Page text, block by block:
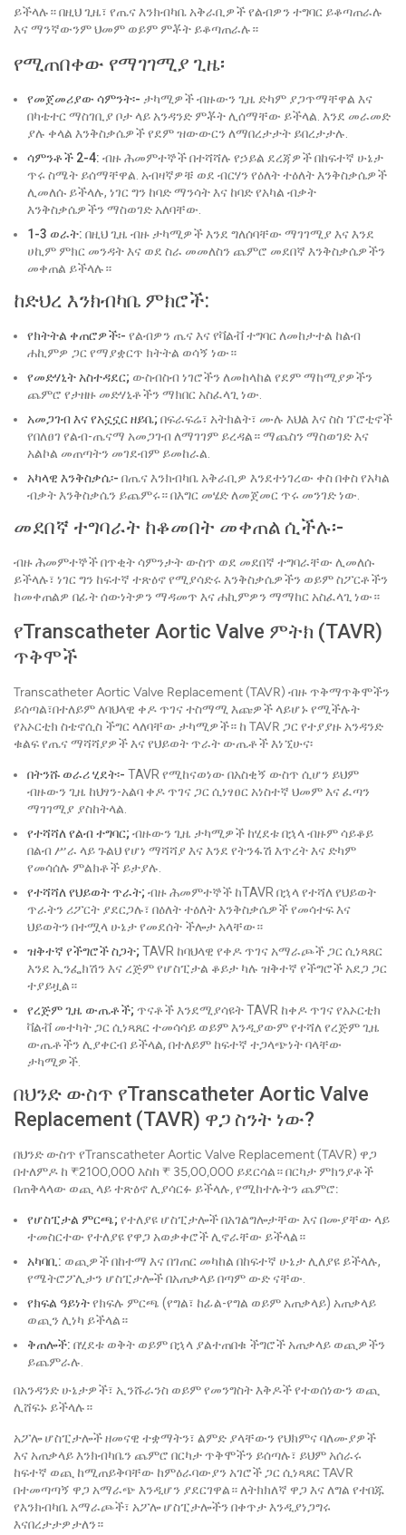
ይችላሉ። በዚህ ጊዜ፣ የጤና እንክብካቤ አቅራቢዎች የልብዎን ተግባር ይቆጣጠራሉ
እና ማንኛውንም ህመም ወይም ምቾት ይቆጣጠራሉ።
የሚጠበቀው የማገገሚያ ጊዜ፡
የመጀመሪያው ሳምንት፡- ታካሚዎች ብዙውን ጊዜ ድካም ያጋጥማቸዋል እና
በካቴተር ማስገቢያ ቦታ ላይ አንዳንድ ምቾት ሊሰማቸው ይችላል. እንደ መራመድ
ያሉ ቀላል እንቅስቃሴዎች የደም ዝውውርን ለማበረታታት ይበረታታሉ.
ሳምንቶች 2-4: ብዙ ሕመምተኞች በተሻሻሉ የኃይል ደረጃዎች በከፍተኛ ሁኔታ
ጥሩ ስሜት ይሰማቸዋል. አብዛኛዎቹ ወደ ብርሃን የዕለት ተዕለት እንቅስቃሴዎች
ሊመለሱ ይችላሉ, ነገር ግን ከባድ ማንሳት እና ከባድ የአካል ብቃት
እንቅስቃሴዎችን ማስወገድ አለባቸው.
1-3 ወራት: በዚህ ጊዜ ብዙ ታካሚዎች እንደ ግለሰባቸው ማገገሚያ እና እንደ
ሀኪም ምክር መንዳት እና ወደ ስራ መመለስን ጨምሮ መደበኛ እንቅስቃሴዎችን
መቀጠል ይችላሉ።
ከድህረ እንክብካቤ ምክሮች:
የክትትል ቀጠሮዎች፡- የልብዎን ጤና እና የቫልቭ ተግባር ለመከታተል ከልብ
ሐኪምዎ ጋር የማያቋርጥ ክትትል ወሳኝ ነው።
የመድሃኒት አስተዳደር; ውስብስብ ነገሮችን ለመከላከል የደም ማከሚያዎችን
ጨምሮ የታዘዙ መድሃኒቶችን ማክበር አስፈላጊ ነው.
አመጋገብ እና የአኗኗር ዘይቤ; በፍራፍሬ፣ አትክልት፣ ሙሉ እህል እና ስስ ፕሮቲኖች
የበለፀገ የልብ-ጤናማ አመጋገብ ለማገገም ይረዳል። ማጨስን ማስወገድ እና
አልኮል መጠጣትን መገደብም ይመከራል.
አካላዊ እንቅስቃሴ፡- በጤና እንክብካቤ አቅራቢዎ እንደተነገረው ቀስ በቀስ የአካል
ብቃት እንቅስቃሴን ይጨምሩ። በእግር መሄድ ለመጀመር ጥሩ መንገድ ነው.
መደበኛ ተግባራት ከቆመበት መቀጠል ሲችሉ፡-
ብዙ ሕመምተኞች በጥቂት ሳምንታት ውስጥ ወደ መደበኛ ተግባራቸው ሊመለሱ
ይችላሉ፣ ነገር ግን ከፍተኛ ተጽዕኖ የሚያሳድሩ እንቅስቃሴዎችን ወይም ስፖርቶችን
ከመቀጠልዎ በፊት ሰውነትዎን ማዳመጥ እና ሐኪምዎን ማማከር አስፈላጊ ነው።
የTranscatheter Aortic Valve ምትክ (TAVR)
ጥቅሞች
Transcatheter Aortic Valve Replacement (TAVR) ብዙ ጥቅማጥቅሞችን
ይሰጣል፣በተለይም ለባህላዊ ቀዶ ጥገና ተስማሚ እጩዎች ላይሆኑ የሚችሉት
የአኦርቲክ ስቴኖሲስ ችግር ላለባቸው ታካሚዎች። ከ TAVR ጋር የተያያዙ አንዳንድ
ቁልፍ የጤና ማሻሻያዎች እና የህይወት ጥራት ውጤቶች እነኚሁና፡
በትንሹ ወራሪ ሂደት፡- TAVR የሚከናወነው በአስቂኝ ውስጥ ሲሆን ይህም
ብዙውን ጊዜ ከህፃን-አልባ ቀዶ ጥገና ጋር ሲነፃፀር አነስተኛ ህመም እና ፈጣን
ማገገሚያ ያስከትላል.
የተሻሻለ የልብ ተግባር; ብዙውን ጊዜ ታካሚዎች ከሂደቱ በኋላ ብዙም ሳይቆይ
በልብ ሥራ ላይ ጉልህ የሆነ ማሻሻያ እና እንደ የትንፋሽ እጥረት እና ድካም
የመሳሰሉ ምልክቶች ይታያሉ.
የተሻሻለ የህይወት ጥራት; ብዙ ሕመምተኞች ከTAVR በኋላ የተሻለ የህይወት
ጥራትን ሪፖርት ያደርጋሉ፣ በዕለት ተዕለት እንቅስቃሴዎች የመሳተፍ እና
ህይወትን በተሟላ ሁኔታ የመደሰት ችሎታ አላቸው።
ዝቅተኛ የችግሮች ስጋት; TAVR ከባህላዊ የቀዶ ጥገና አማራጮች ጋር ሲነጻጸር
እንደ ኢንፌክሽን እና ረጅም የሆስፒታል ቆይታ ካሉ ዝቅተኛ የችግሮች አደጋ ጋር
ተያይዟል።
የረጅም ጊዜ ውጤቶች; ጥናቶች እንደሚያሳዩት TAVR ከቀዶ ጥገና የአኦርቲክ
ቫልቭ መተካት ጋር ሲነጻጸር ተመሳሳይ ወይም እንዲያውም የተሻለ የረጅም ጊዜ
ውጤቶችን ሊያቀርብ ይችላል, በተለይም ከፍተኛ ተጋላጭነት ባላቸው
ታካሚዎች.
በህንድ ውስጥ የTranscatheter Aortic Valve
Replacement (TAVR) ዋጋ ስንት ነው?
በህንድ ውስጥ የTranscatheter Aortic Valve Replacement (TAVR) ዋጋ
በተለምዶ ከ ₹2100,000 እስከ ₹ 35,00,000 ይደርሳል። በርካታ ምክንያቶች
በጠቅላላው ወጪ ላይ ተጽዕኖ ሊያሳርፉ ይችላሉ, የሚከተሉትን ጨምሮ:
የሆስፒታል ምርጫ; የተለያዩ ሆስፒታሎች በአገልግሎታቸው እና በሙያቸው ላይ
ተመስርተው የተለያዩ የዋጋ አወቃቀሮች ሊኖራቸው ይችላል።
አካባቢ: ወጪዎች በከተማ እና በገጠር መካከል በከፍተኛ ሁኔታ ሊለያዩ ይችላሉ,
የሜትሮፖሊታን ሆስፒታሎች በአጠቃላይ በጣም ውድ ናቸው.
የክፍል ዓይነትየክፍሉ ምርጫ (የግል፣ ከፊል-የግል ወይም አጠቃላይ) አጠቃላይ
ወጪን ሊነካ ይችላል።
ቅጠሎች: በሂደቱ ወቅት ወይም በኋላ ያልተጠበቁ ችግሮች አጠቃላይ ወጪዎችን
ይጨምራሉ.
በአንዳንድ ሁኔታዎች፣ ኢንሹራንስ ወይም የመንግስት እቅዶች የተወሰነውን ወጪ
ሊሸፍኑ ይችላሉ።
አፖሎ ሆስፒታሎች ዘመናዊ ተቋማትን፣ ልምድ ያላቸውን የህክምና ባለሙያዎች
እና አጠቃላይ እንክብካቤን ጨምሮ በርካታ ጥቅሞችን ይሰጣሉ፣ ይህም አሰራሩ
ከፍተኛ ወጪ ከሚጠይቅባቸው ከምዕራባውያን አገሮች ጋር ሲነጻጸር TAVR
በተመጣጣኝ ዋጋ አማራጭ እንዲሆን ያደርገዋል። ለትክክለኛ ዋጋ እና ለግል የተበጁ
የእንክብካቤ አማራጮች፣ አፖሎ ሆስፒታሎችን በቀጥታ እንዲያነጋግሩ
እናበረታታዎታለን።